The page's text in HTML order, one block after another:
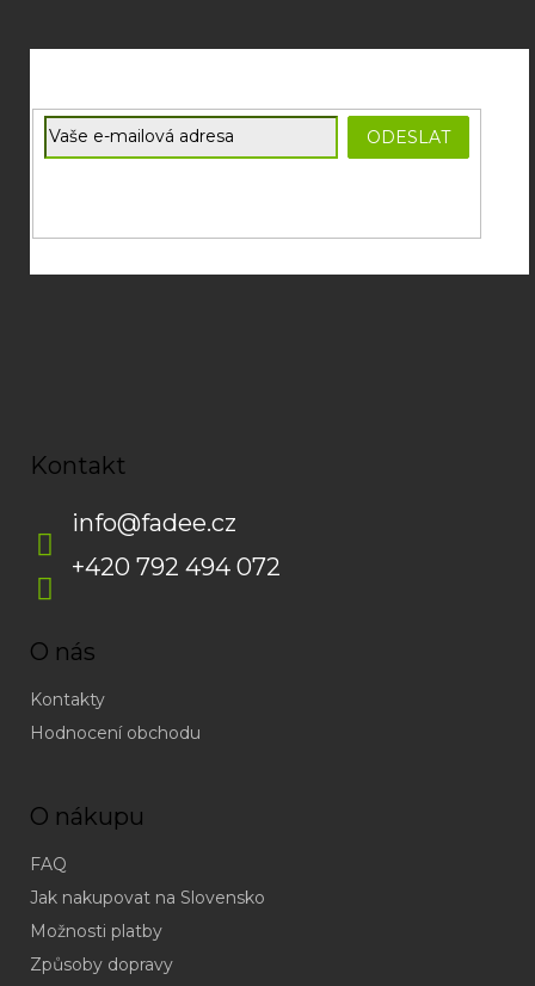
E-mail
ODESLAT
Kontakt
info@fadee.cz
+420 792 494 072
O nás
Kontakty
Hodnocení obchodu
O nákupu
FAQ
Jak nakupovat na Slovensko
Možnosti platby
Způsoby dopravy